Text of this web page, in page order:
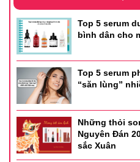
Hướng dẫn sử dụng
Sau bước làm sạch da, lấy
trong 15 đến 20 phút.
Gỡ mặt nạ ra, vỗ nhẹ để tinh chất
Thông tin sản phẩm
- Thương hiệu: Dr.G
- Xuất xứ: Hàn Quốc
- Nơi sản xuất: Hàn Quốc
Top 5 serum
bình dân cho
Top 5 serum
“săn lùng”
Những thỏi
Nguyên Đán
sắc Xuân